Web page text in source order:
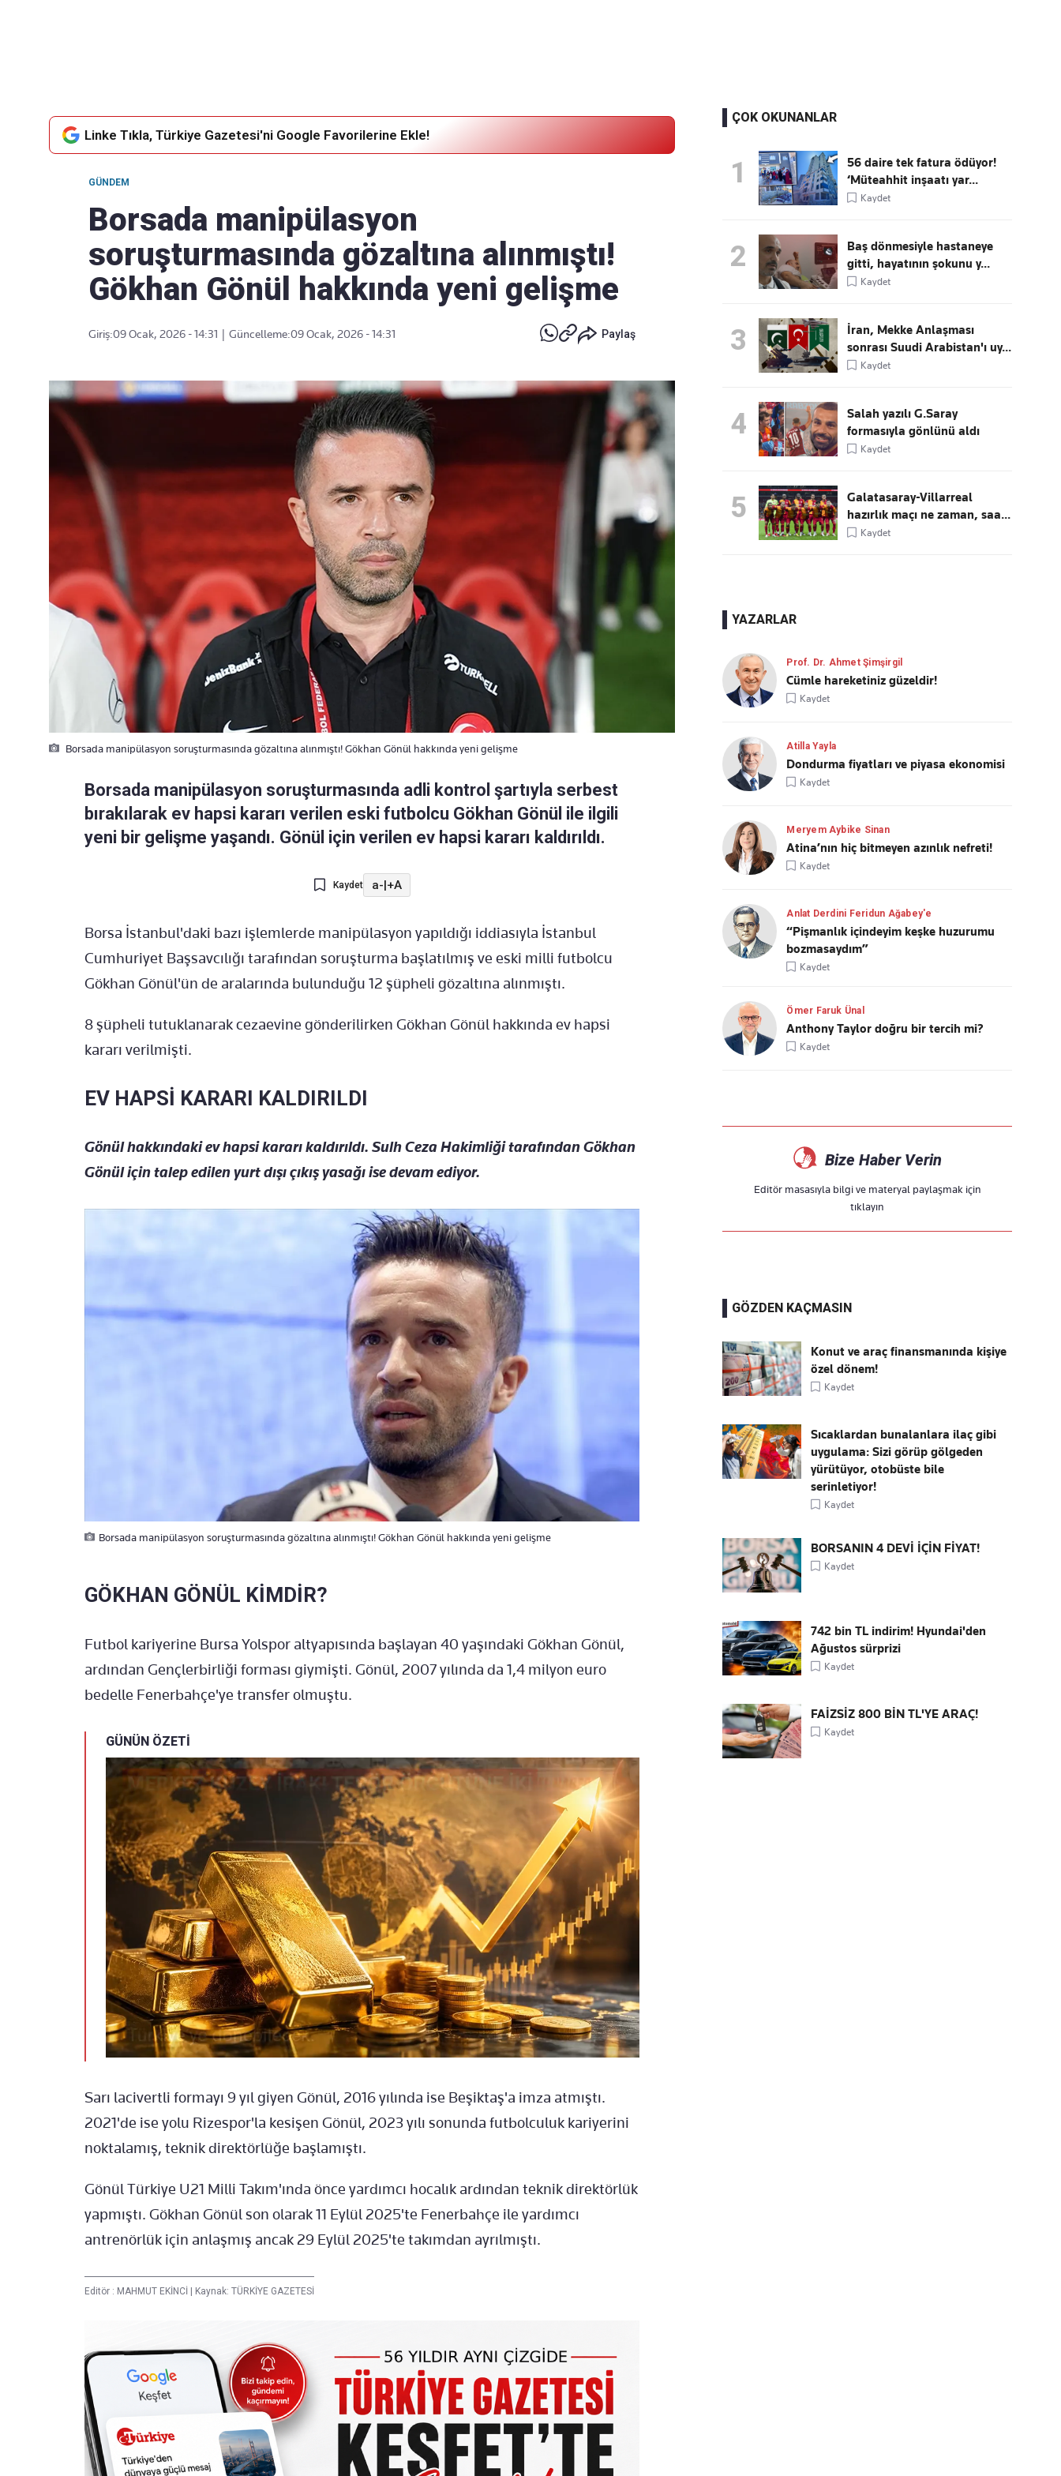
Linke Tıkla, Türkiye Gazetesi'ni Google Favorilerine Ekle!
GÜNDEM
Borsada manipülasyon
soruşturmasında gözaltına alınmıştı!
Gökhan Gönül hakkında yeni gelişme
Giriş:09 Ocak, 2026 - 14:31 Güncelleme:09 Ocak, 2026 - 14:31 Paylaş
Borsada manipülasyon soruşturmasında gözaltına alınmıştı! Gökhan Gönül hakkında yeni gelişme
Borsada manipülasyon soruşturmasında adli kontrol şartıyla serbest
bırakılarak ev hapsi kararı verilen eski futbolcu Gökhan Gönül ile ilgili
yeni bir gelişme yaşandı. Gönül için verilen ev hapsi kararı kaldırıldı.
Kaydet a-|+A
Borsa İstanbul'daki bazı işlemlerde manipülasyon yapıldığı iddiasıyla İstanbul
Cumhuriyet Başsavcılığı tarafından soruşturma başlatılmış ve eski milli futbolcu
Gökhan Gönül'ün de aralarında bulunduğu 12 şüpheli gözaltına alınmıştı.
8 şüpheli tutuklanarak cezaevine gönderilirken Gökhan Gönül hakkında ev hapsi
kararı verilmişti.
EV HAPSİ KARARI KALDIRILDI
Gönül hakkındaki ev hapsi kararı kaldırıldı. Sulh Ceza Hakimliği tarafından Gökhan
Gönül için talep edilen yurt dışı çıkış yasağı ise devam ediyor.
Borsada manipülasyon soruşturmasında gözaltına alınmıştı! Gökhan Gönül hakkında yeni gelişme
GÖKHAN GÖNÜL KİMDİR?
Futbol kariyerine Bursa Yolspor altyapısında başlayan 40 yaşındaki Gökhan Gönül,
ardından Gençlerbirliği forması giymişti. Gönül, 2007 yılında da 1,4 milyon euro
bedelle Fenerbahçe'ye transfer olmuştu.
GÜNÜN ÖZETİ
Sarı lacivertli formayı 9 yıl giyen Gönül, 2016 yılında ise Beşiktaş'a imza atmıştı.
2021'de ise yolu Rizespor'la kesişen Gönül, 2023 yılı sonunda futbolculuk kariyerini
noktalamış, teknik direktörlüğe başlamıştı.
Gönül Türkiye U21 Milli Takım'ında önce yardımcı hocalık ardından teknik direktörlük
yapmıştı. Gökhan Gönül son olarak 11 Eylül 2025'te Fenerbahçe ile yardımcı
antrenörlük için anlaşmış ancak 29 Eylül 2025'te takımdan ayrılmıştı.
Editör : MAHMUT EKİNCİ Kaynak: TÜRKİYE GAZETESİ
ÇOK OKUNANLAR
1
56 daire tek fatura ödüyor!
‘Müteahhit inşaatı yar...
Kaydet
2
Baş dönmesiyle hastaneye
gitti, hayatının şokunu y...
Kaydet
3
İran, Mekke Anlaşması
sonrası Suudi Arabistan'ı uy...
Kaydet
4
Salah yazılı G.Saray
formasıyla gönlünü aldı
Kaydet
5
Galatasaray-Villarreal
hazırlık maçı ne zaman, saa...
Kaydet
YAZARLAR
Prof. Dr. Ahmet Şimşirgil
Cümle hareketiniz güzeldir!
Kaydet
Atilla Yayla
Dondurma fiyatları ve piyasa ekonomisi
Kaydet
Meryem Aybike Sinan
Atina’nın hiç bitmeyen azınlık nefreti!
Kaydet
Anlat Derdini Feridun Ağabey'e
“Pişmanlık içindeyim keşke huzurumu
bozmasaydım”
Kaydet
Ömer Faruk Ünal
Anthony Taylor doğru bir tercih mi?
Kaydet
Bize Haber Verin
Editör masasıyla bilgi ve materyal paylaşmak için
tıklayın
GÖZDEN KAÇMASIN
Konut ve araç finansmanında kişiye
özel dönem!
Kaydet
Sıcaklardan bunalanlara ilaç gibi
uygulama: Sizi görüp gölgeden
yürütüyor, otobüste bile
serinletiyor!
Kaydet
BORSANIN 4 DEVİ İÇİN FİYAT!
Kaydet
742 bin TL indirim! Hyundai'den
Ağustos sürprizi
Kaydet
FAİZSİZ 800 BİN TL'YE ARAÇ!
Kaydet